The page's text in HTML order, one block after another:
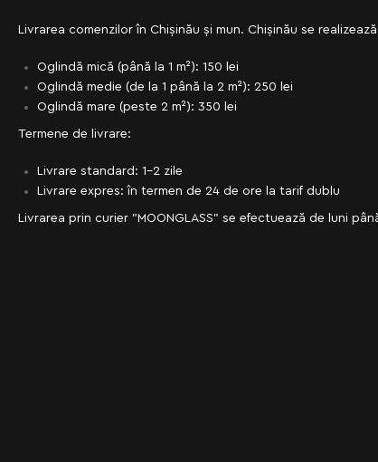
Livrarea comenzilor în Chișinău și mun. Chișinău se
Oglindă mică (până la 1 m²): 150 lei
Oglindă medie (de la 1 până la 2 m²): 250 lei
Oglindă mare (peste 2 m²): 350 lei
Termene de livrare:
Livrare standard: 1-2 zile
Livrare expres: în termen de 24 de ore la tarif dublu
Livrarea prin curier "MOONGLASS" se efectuează de luni